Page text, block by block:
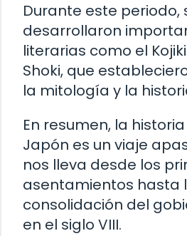
Durante este periodo,
desarrollaron
literarias como el
Shoki, que
la mitología y la
En resumen, la
Japón es un viaje
nos lleva desde los
asentamientos hasta
consolidación del
en el siglo VIII.